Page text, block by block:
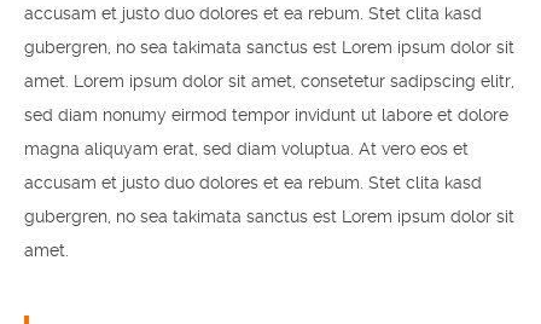
accusam et justo duo dolores et ea rebum. Stet clita kasd
gubergren, no sea takimata sanctus est Lorem ipsum dolor sit
amet. Lorem ipsum dolor sit amet, consetetur sadipscing elitr,
sed diam nonumy eirmod tempor invidunt ut labore et dolore
magna aliquyam erat, sed diam voluptua. At vero eos et
accusam et justo duo dolores et ea rebum. Stet clita kasd
gubergren, no sea takimata sanctus est Lorem ipsum dolor sit
amet.